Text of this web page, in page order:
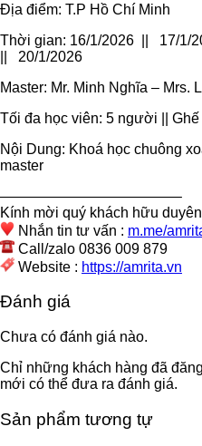
Địa điểm: T.P Hồ Chí Minh
Thời gian: 16/1/2026 || 17/
|| 20/1/2026
Master: Mr. Minh Nghĩa – Mrs.
Tối đa học viên: 5 người || Ghế
Nội Dung: Khoá học chuông
master
————————————–
Kính mời quý khách hữu
Nhắn tin tư vấn : m.me/
Call/zalo 0836 009 879
Website : https://amrita.vn
Đánh giá
Chưa có đánh giá nào.
Chỉ những khách hàng đã
mới có thể đưa ra đánh giá.
Sản phẩm tương tự